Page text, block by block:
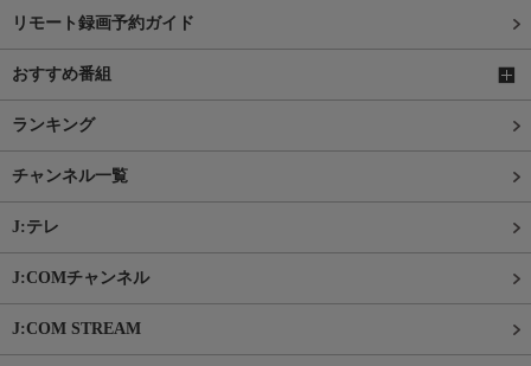
リモート録画予約ガイド
おすすめ番組
ランキング
チャンネル一覧
J:テレ
J:COMチャンネル
J:COM STREAM